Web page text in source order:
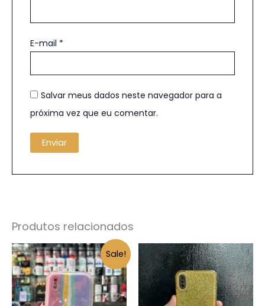
E-mail *
Salvar meus dados neste navegador para a
próxima vez que eu comentar.
Produtos relacionados
Sale!
O
preço
original
era:
R$ 25,00.
O
preço
atual
é:
R$ 10,00.